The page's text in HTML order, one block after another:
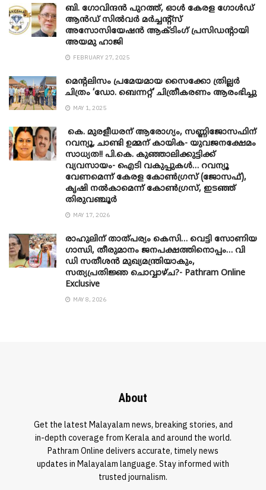
ബി. ​ഗോവിന്ദൻ പുറത്ത്, ഓൾ കേരള ഗോൾഡ്
ആൻഡ് സിൽവർ മർച്ചന്റ്സ്
അസോസിയേഷൻ ആക്ടിംഗ് പ്രസിഡന്റായി
അയമു ഹാജി
FEBRUARY 27, 2025
മെന്‍റലിസം പ്രമേയമായ സൈക്കോ ത്രില്ലർ
ചിത്രം ‘ഡോ. ബെന്നറ്റ്’ ചിത്രീകരണം ആരംഭിച്ചു
MAY 1, 2025
കെ. മുരളീധരന് ആരോഗ്യം, സണ്ണിജോസഫിന്
റവന്യൂ, ചാണ്ടി ഉമ്മന് കായിക- യുവജനക്ഷേമം
സാധ്യത!! പി.കെ. കുഞ്ഞാലിക്കുട്ടിക്ക്
വ്യവസായം- ഐടി വകുപ്പുകൾ… റവന്യൂ
വേണമെന്ന് കേരള കോൺഗ്രസ് (ജോസഫ്),
കൃഷി നൽകാമെന്ന് കോൺഗ്രസ്, ഇടഞ്ഞ്
തിരുവഞ്ചൂർ
MAY 17, 2026
രാഹുലിന് താത്പര്യം കെസി… വെട്ടി സോണിയ
​ഗാന്ധി, തീരുമാനം ജനപക്ഷത്തിനൊപ്പം… വി
ഡി സതീശൻ മുഖ്യമന്ത്രിയാകും,
സത്യപ്രതിജ്ഞ ചൊവ്വാഴ്ച?- Pathram Online
Exclusive
MAY 8, 2026
About
Get the latest Malayalam news, breaking stories, and
in-depth coverage from Kerala and around the world.
Pathram Online delivers accurate, timely news
updates in Malayalam language. Stay informed with
trusted journalism.